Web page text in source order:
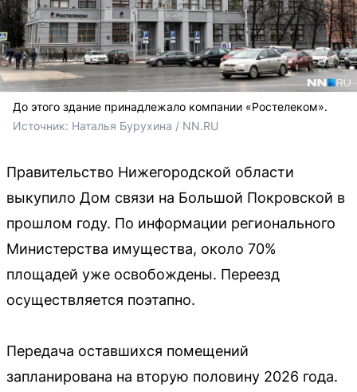
До этого здание принадлежало компании «Ростелеком».
Источник: Наталья Бурухина / NN.RU
Правительство Нижегородской области
выкупило Дом связи на Большой Покровской в
прошлом году. По информации регионального
Министерства имущества, около 70%
площадей уже освобождены. Переезд
осуществляется поэтапно.
Передача оставшихся помещений
запланирована на вторую половину 2026 года.